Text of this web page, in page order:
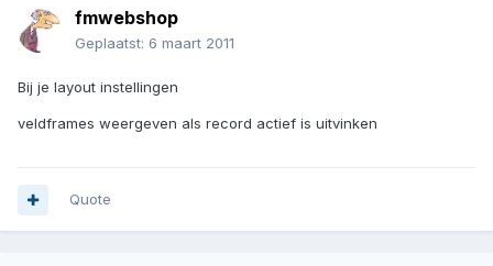
fmwebshop
Geplaatst: 6 maart 2011
Bij je layout instellingen
veldframes weergeven als record actief is uitvinken
Quote